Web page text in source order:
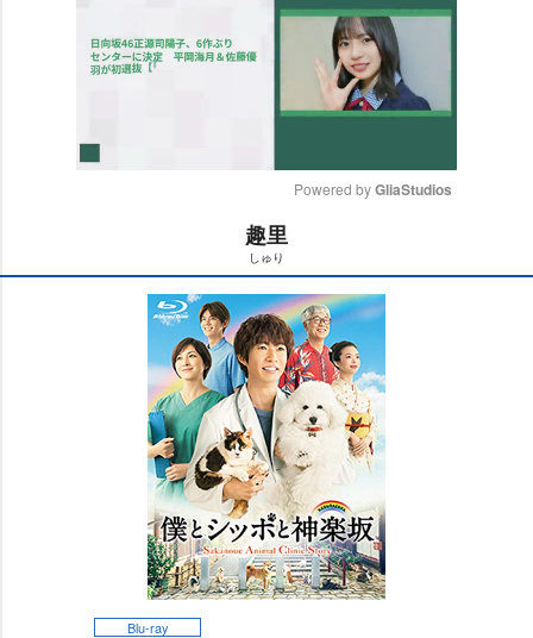
t
e
Powered by GliaStudios
趣里
しゅり
Blu-ray